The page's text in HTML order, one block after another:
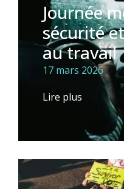
Journée
sécurité
au travail
17 mars 2026
Lire plus